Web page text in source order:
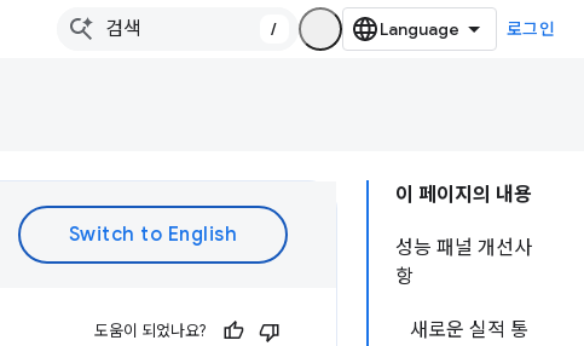
/ 로그인
이 페이지의 내용
성능 패널 개선사
항
새로운 실적 통
도움이 되었나요?